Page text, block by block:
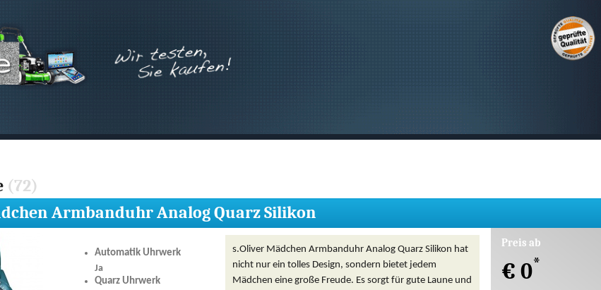
SUCHEN
(72)
Armbanduhr Analog Quarz Silikon
Automatik Uhrwerk
Ja
Quarz Uhrwerk
s.Oliver Mädchen Armbanduhr Analog Quarz Silikon hat
nicht nur ein tolles Design, sondern bietet jedem
Mädchen eine große Freude. Es sorgt für gute Laune und
Preis ab
€ 0*